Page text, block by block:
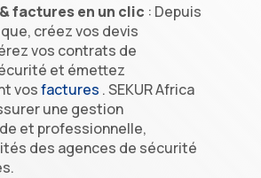
factures en un clic : Depuis
créez vos devis
vos contrats de
et émettez
vosfactures . SEKUR Africa
une gestion
et professionnelle,
des agences de sécurité